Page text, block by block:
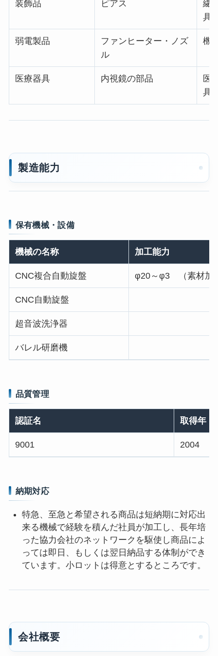
装飾品 ピアス
繊
具
弱電製品
ファンヒーター・ノズ
ル
機
医療器具 内視鏡の部品
医
具
製造能力
保有機械・設備
機械の名称 加工能力
CNC複合自動旋盤 φ20～φ3 （素材加
CNC自動旋盤
超音波洗浄器
バレル研磨機
品質管理
認証名 取得年
9001 2004
納期対応
特急、至急と希望される商品は短納期に対応出
来る機械で経験を積んだ社員が加工し、長年培
った協力会社のネットワークを駆使し商品によ
っては即日、もしくは翌日納品する体制ができ
ています。小ロットは得意とするところです。
会社概要